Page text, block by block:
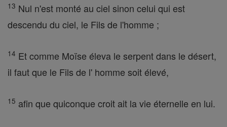
13 Nul n'est monté au ciel sinon celui qui est
descendu du ciel, le Fils de l'homme ;
14 Et comme Moïse éleva le serpent dans le désert,
il faut que le Fils de l' homme soit élevé,
15 afin que quiconque croit ait la vie éternelle en lui.